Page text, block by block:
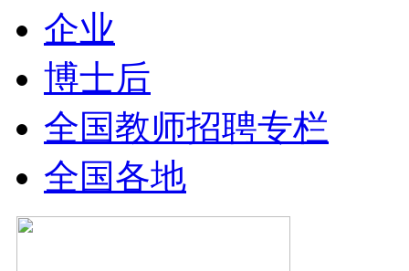
企业
博士后
全国教师招聘专栏
全国各地